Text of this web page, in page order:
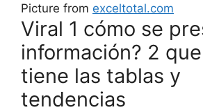
Picture from exceltotal.com
Viral 1 cómo se
información? 2
tiene las tablas y
tendencias